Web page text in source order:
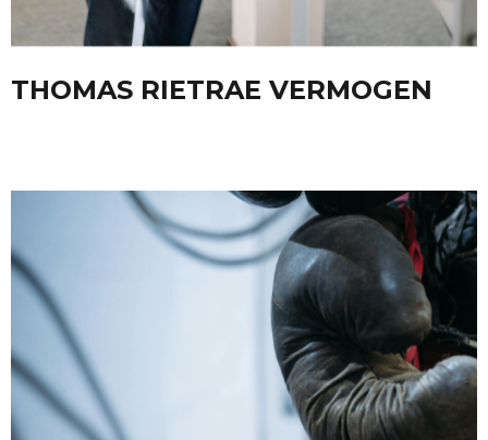
THOMAS RIETRAE VERMOGEN